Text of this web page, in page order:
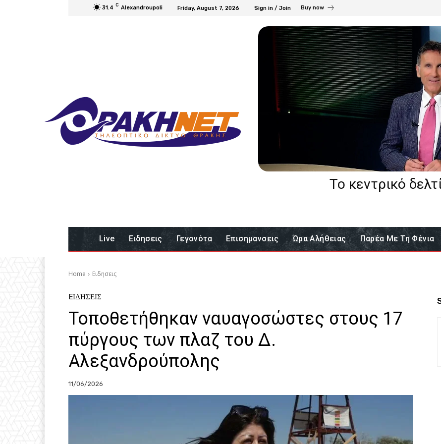
31.4 C Alexandroupoli Friday, August 7, 2026 Sign in / Join Buy now
Το κεντρικό
Live Eιδησεις Γεγονότα Επισημανσεις Ώρα Αλήθειας Παρέα Με Τη Φένια
Home Eιδησεις
EΙΔΗΣΕΙΣ
Τοποθετήθηκαν ναυαγοσώστες στους 17
πύργους των πλαζ του Δ.
Αλεξανδρούπολης
11/06/2026